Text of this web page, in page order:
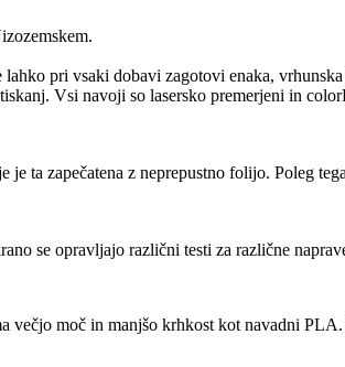
pri vsaki dobavi zagotovi enaka,
Vsi navoji so lasersko premerjeni in
ta zapečatena z neprepustno folijo. Poleg
se opravljajo različni testi za različne
večjo moč in manjšo krhkost kot navadni